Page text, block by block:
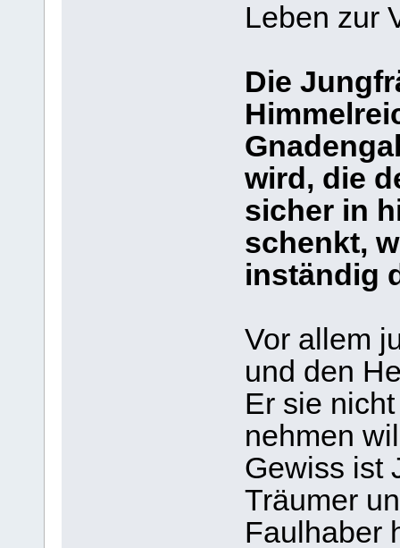
Leben zur
Die
wird, die
sicher in
schenkt,
inständig
Vor allem
und den
Er sie
nehmen
Gewiss ist
Träumer
Faulhaber